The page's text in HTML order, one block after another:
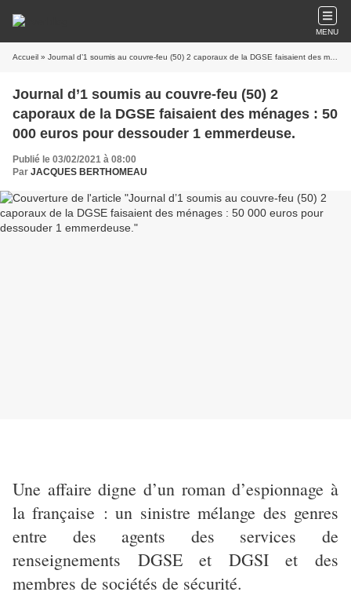
MENU
Accueil » Journal d’1 soumis au couvre-feu (50) 2 caporaux de la DGSE faisaient des ménages : 50 000 euros pour dessouder 1 emmerdeuse.
Journal d’1 soumis au couvre-feu (50) 2
caporaux de la DGSE faisaient des ménages : 50
000 euros pour dessouder 1 emmerdeuse.
Publié le 03/02/2021 à 08:00
Par JACQUES BERTHOMEAU
Une affaire digne d’un roman d’espionnage à
la française : un sinistre mélange des genres
entre des agents des services de
renseignements DGSE et DGSI et des
membres de sociétés de sécurité.